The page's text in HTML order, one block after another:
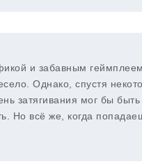
и забавным
Однако, спустя
затягивания мог бы
Но всё же, когда